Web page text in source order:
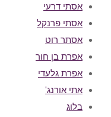
אסתי דרעי
אסתי פרנקל
אסתר רוט
אפרת בן חור
אפרת גלעדי
אתי אורנג'
בלוג